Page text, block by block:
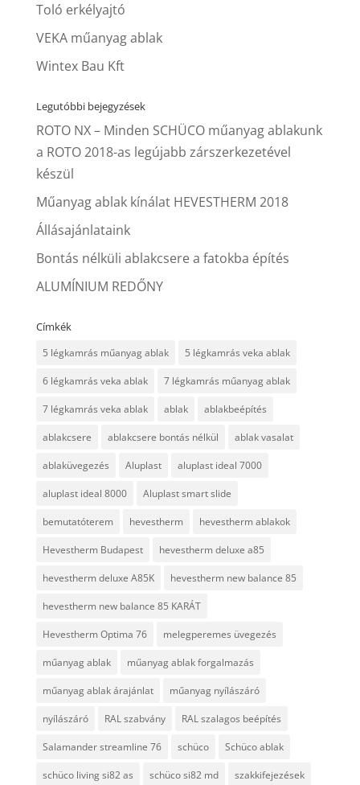
Toló erkélyajtó
VEKA műanyag ablak
Wintex Bau Kft
Legutóbbi bejegyzések
ROTO NX – Minden SCHÜCO műanyag ablakunk
a ROTO 2018-as legújabb zárszerkezetével
készül
Műanyag ablak kínálat HEVESTHERM 2018
Állásajánlataink
Bontás nélküli ablakcsere a fatokba építés
ALUMÍNIUM REDŐNY
Címkék
5 légkamrás műanyag ablak 5 légkamrás veka ablak
6 légkamrás veka ablak 7 légkamrás műanyag ablak
7 légkamrás veka ablak ablak ablakbeépítés
ablakcsere ablakcsere bontás nélkül ablak vasalat
ablaküvegezés Aluplast aluplast ideal 7000
aluplast ideal 8000 Aluplast smart slide
bemutatóterem hevestherm hevestherm ablakok
Hevestherm Budapest hevestherm deluxe a85
hevestherm deluxe A85K hevestherm new balance 85
hevestherm new balance 85 KARÁT
Hevestherm Optima 76 melegperemes üvegezés
műanyag ablak műanyag ablak forgalmazás
műanyag ablak árajánlat műanyag nyílászáró
nyílászáró RAL szabvány RAL szalagos beépítés
Salamander streamline 76 schüco Schüco ablak
schüco living si82 as schüco si82 md szakkifejezések